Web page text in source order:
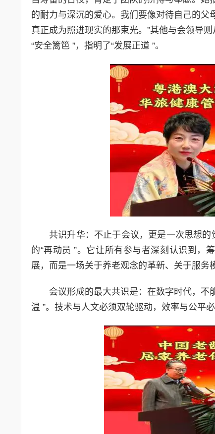
的耐力与深沉的爱心。我们要像对待自己的
真正成为照进现实的那束光。”其他与会领导
“安全篱笆 ”，指明了“发展正道 ”。
共识升华：不止于会议，更是一次思想
的“再动员 ”。它让所有参与者深刻认识到，
展，而是一场关于养老观念的革新、关于服务
会议形成的最大共识是：在数字时代，不
温 ”。技术与人文必须双轮驱动，效率与公平必